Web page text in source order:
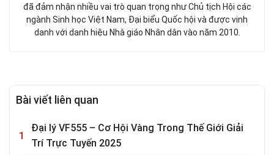
đã đảm nhận nhiều vai trò quan trọng như Chủ tịch Hội các
ngành Sinh học Việt Nam, Đại biểu Quốc hội và được vinh
danh với danh hiệu Nhà giáo Nhân dân vào năm 2010.
Bài viết liên quan
Đại lý VF555 – Cơ Hội Vàng Trong Thế Giới Giải
Trí Trực Tuyến 2025